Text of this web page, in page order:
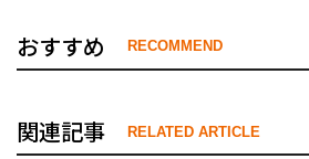
おすすめ RECOMMEND
関連記事 RELATED ARTICLE